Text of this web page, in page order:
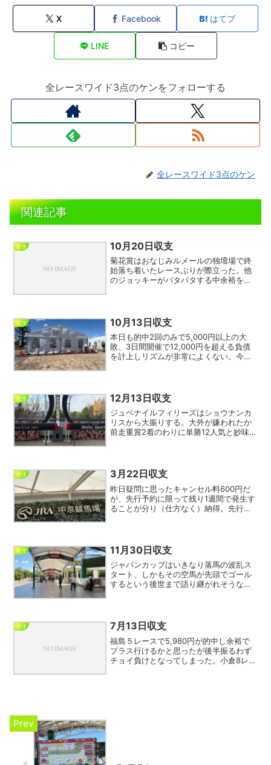
X Facebook はてブ
LINE コピー
全レースワイド3点のケンをフォローする
全レースワイド3点のケン
関連記事
収支 10月20日収支
菊花賞はおなじみルメールの独壇場で終
始落ち着いたレースぶりが際立った。他
のジョッキーがバタバタする中余裕をも
ナウも早々に手ごたえ怪し...
収支 10月13日収支
本日も的中2回のみで5,000円以上の大
敗、3日間開催で12,000円を超える負債
を計上しリズムが非常によくない。今日
い。9指数ま...
収支 12月13日収支
ジュベナイルフィリーズはショウナンカ
リスから大振りする。大外が嫌われたか
前走重賞2着のわりに単勝12人気と妙味た
できない１番人気の北村...
収支 3月22日収支
昨日疑問に思ったキャンセル料600円だ
が、先行予約に限って残り1週間で発生す
ることが分り（仕方なく）納得。先行予
細かい的中しか...
収支 11月30日収支
ジャパンカップはいきなり落馬の波乱ス
タート、しかもその空馬が先頭でゴール
するという後世まで語り継がれそうなレ
というデータからやや微妙...
収支 7月13日収支
福島５レースで5,980円が的中し余裕で
プラス行けるかと思ったが後半振るわず
チョイ負けとなってしまった。小倉8レー